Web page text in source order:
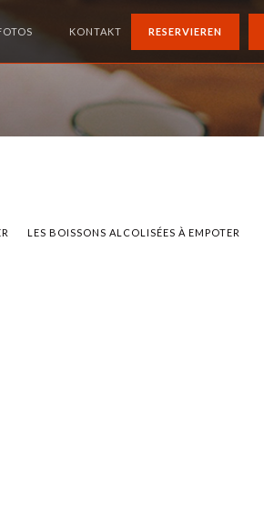
KONTAKT RESERVIEREN
LES BOISSONS ALCOLISÉES À EMPOTER